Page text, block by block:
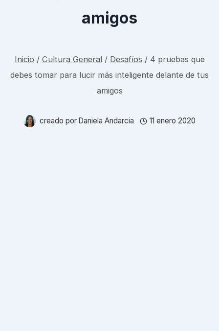
amigos
Inicio / Cultura General / Desafíos / 4 pruebas que
debes tomar para lucir más inteligente delante de tus
amigos
creado por Daniela Andarcia 11 enero 2020